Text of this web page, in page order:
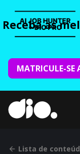
Receba as
MATRICULE-SE
Lista de